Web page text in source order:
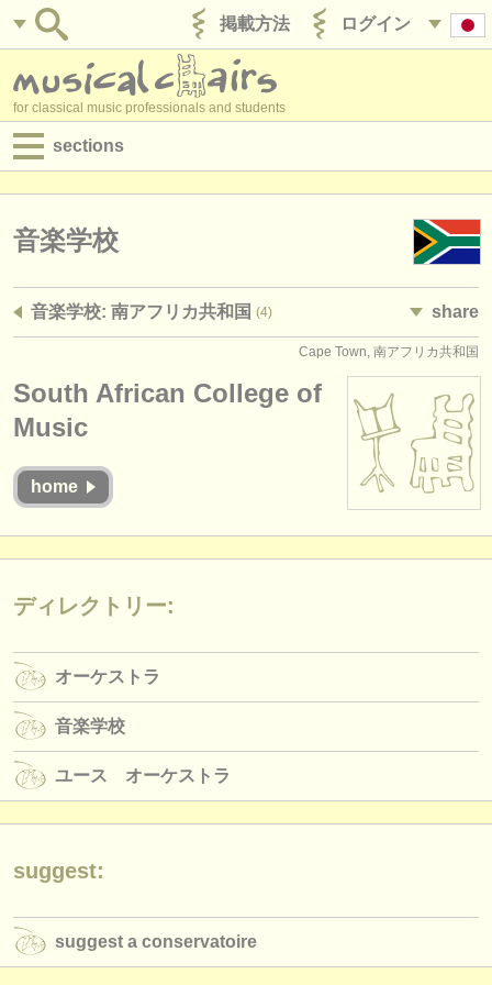
ログイン
掲載方法
for classical music professionals and students
sections
求人情報 (演奏関係の職)
求人情報 (管理者関連の職)
講習会
コンクール
盗まれた楽器
ディレクトリー:
音楽学校
ユース オーケストラ
musicalchairs:
お問い合わせ
クラシック音楽ニュース
音楽学校
音楽学校: 南アフリカ共和国 (4) share
Cape Town, 南アフリカ共和国
South African College of
Music
home
ディレクトリー:
オーケストラ
音楽学校
ユース オーケストラ
suggest:
suggest a conservatoire